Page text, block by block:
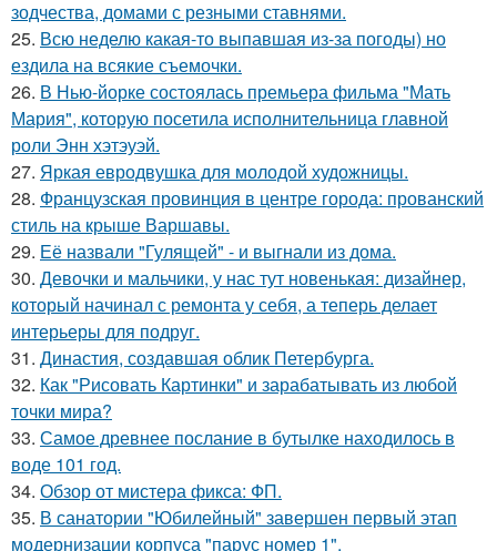
зодчества, домами с резными ставнями.
25. Всю неделю какая-то выпавшая из-за погоды) но
ездила на всякие съемочки.
26. В Нью-йорке состоялась премьера фильма "Мать
Мария", которую посетила исполнительница главной
роли Энн хэтэуэй.
27. Яркая евродвушка для молодой художницы.
28. Французская провинция в центре города: прованский
стиль на крыше Варшавы.
29. Её назвали "Гулящей" - и выгнали из дома.
30. Девочки и мальчики, у нас тут новенькая: дизайнер,
который начинал с ремонта у себя, а теперь делает
интерьеры для подруг.
31. Династия, создавшая облик Петербурга.
32. Как "Рисовать Картинки" и зарабатывать из любой
точки мира?
33. Самое древнее послание в бутылке находилось в
воде 101 год.
34. Обзор от мистера фикса: ФП.
35. В санатории "Юбилейный" завершен первый этап
модернизации корпуса "парус номер 1".